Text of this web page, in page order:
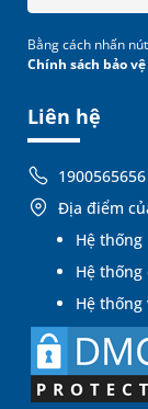
Liên hệ
1900565656
Địa điểm
Hệ
Hệ
Hệ
Bằng cách nhấn nút
Chính sách bảo